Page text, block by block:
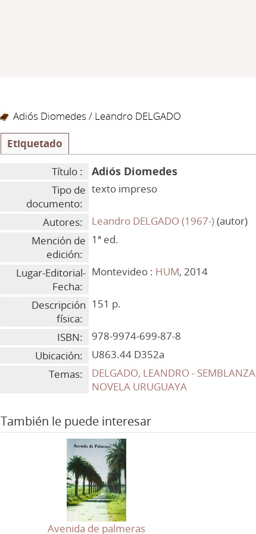
Adiós Diomedes / Leandro DELGADO
Etiquetado
Título : Adiós Diomedes
Tipo de
documento:
texto impreso
Autores: Leandro DELGADO (1967-)(autor)
Mención de
edición:
1ª ed.
Lugar-Editorial-
Fecha:
Montevideo : HUM, 2014
Descripción
física:
151 p.
ISBN:
978-9974-699-87-8
Ubicación:
U863.44 D352a
Temas:
DELGADO, LEANDRO - SEMBLANZA
NOVELA URUGUAYA
También le puede interesar
Avenida de palmeras